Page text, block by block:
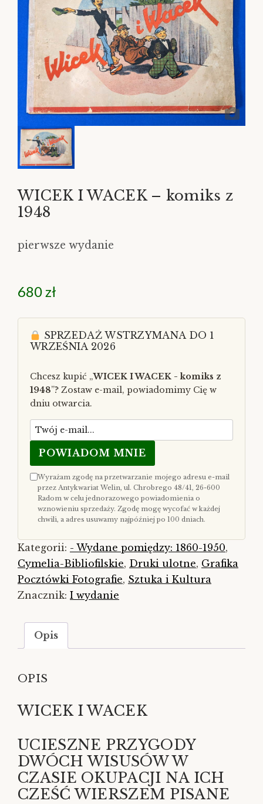
WICEK I WACEK – komiks z
1948
pierwsze wydanie
680zł
SPRZEDAŻ WSTRZYMANA DO 1
WRZEŚNIA 2026
Chcesz kupić „WICEK I WACEK - komiks z
1948”? Zostaw e-mail, powiadomimy Cię w
dniu otwarcia.
POWIADOM MNIE
Wyrażam zgodę na przetwarzanie mojego adresu e-mail
przez Antykwariat Welin, ul. Chrobrego 48/41, 26-600
Radom w celu jednorazowego powiadomienia o
wznowieniu sprzedaży. Zgodę mogę wycofać w każdej
chwili, a adres usuwamy najpóźniej po 100 dniach.
Kategorii: - Wydane pomiędzy: 1860-1950,
Cymelia-Bibliofilskie, Druki ulotne, Grafika
Pocztówki Fotografie, Sztuka i Kultura
Znacznik: I wydanie
Opis
OPIS
WICEK I WACEK
UCIESZNE PRZYGODY
DWÓCH WISUSÓW W
CZASIE OKUPACJI NA ICH
CZEŚĆ WIERSZEM PISANE